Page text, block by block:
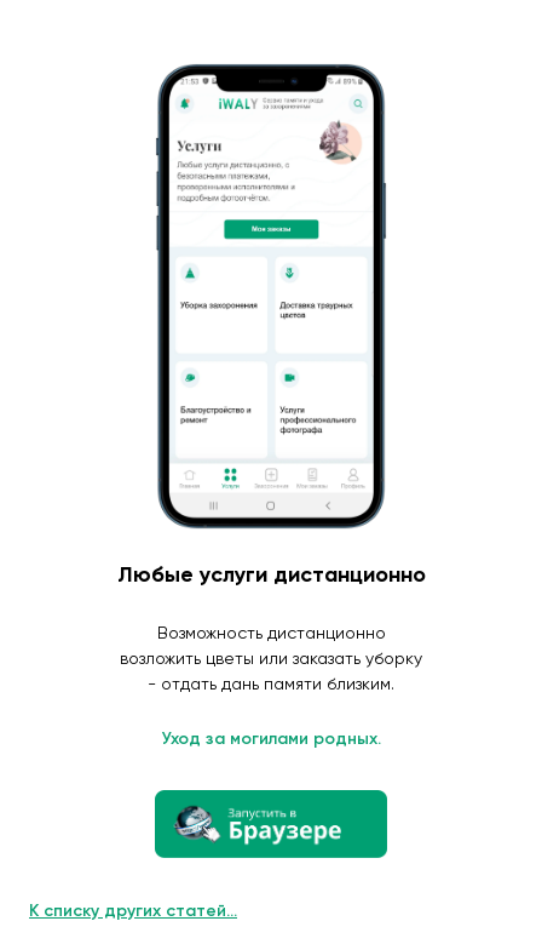
Любые услуги дистанционно
Возможность дистанционно
возложить цветы или заказать уборку
- отдать дань памяти близким.
Уход за могилами родных.
К списку других статей...